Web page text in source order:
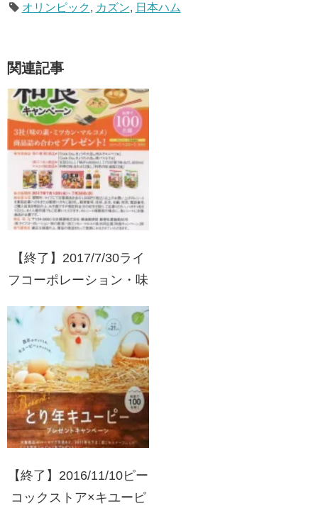
オリンピック , カズン, 日本ハム
関連記事
【終了】2017/7/30ライ
フコーポレーション・味
メ 和食キャンペーン
【終了】2016/11/10ピー
コックストア×キユーピ